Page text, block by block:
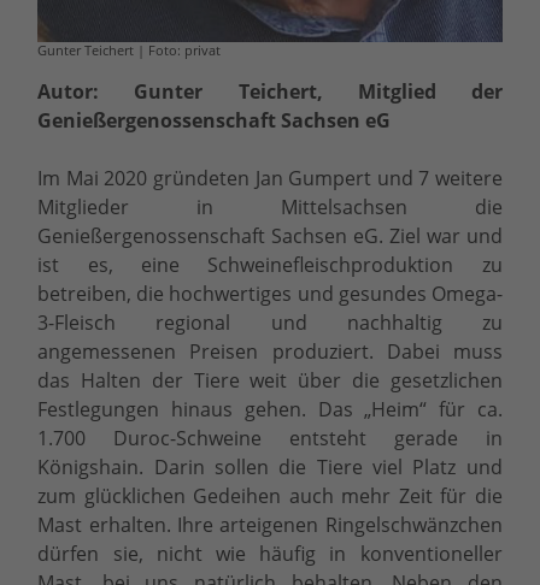
Gunter Teichert | Foto: privat
Autor: Gunter Teichert, Mitglied der
Genießergenossenschaft Sachsen eG
Im Mai 2020 gründeten Jan Gumpert und 7 weitere
Mitglieder in Mittelsachsen die
Genießergenossenschaft Sachsen eG. Ziel war und
ist es, eine Schweinefleischproduktion zu
betreiben, die hochwertiges und gesundes Omega-
3-Fleisch regional und nachhaltig zu
angemessenen Preisen produziert. Dabei muss
das Halten der Tiere weit über die gesetzlichen
Festlegungen hinaus gehen. Das „Heim“ für ca.
1.700 Duroc-Schweine entsteht gerade in
Königshain. Darin sollen die Tiere viel Platz und
zum glücklichen Gedeihen auch mehr Zeit für die
Mast erhalten. Ihre arteigenen Ringelschwänzchen
dürfen sie, nicht wie häufig in konventioneller